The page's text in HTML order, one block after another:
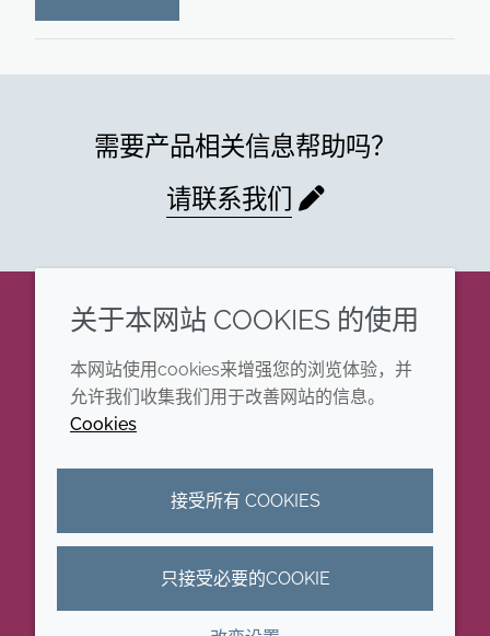
需要产品相关信息帮助吗？
请联系我们
企业
年度报告
可持续发展报告
禾大集团
法律信息
条款和条件
可访问性声明
隐私政策
© 2026 Croda International Plc
沪ICP备2020025271号-11
关于本网站 COOKIES 的使用
本网站使用cookies来增强您的浏览体验，并
允许我们收集我们用于改善网站的信息。
Cookies
接受所有 COOKIES
只接受必要的COOKIE